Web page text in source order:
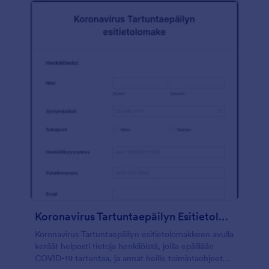
syötetaulukkoa tietojen keräämiseen. Voit helposti
vaihtaa logon, väriteeman, ja muokata kysymyksiä
Koronavirus Tartuntaepäilyn Esitietolomake
Koronavirus Tartuntaepäilyn esitietolomakkeen avulla
keräät helposti tietoja henkilöistä, joilla epäillään
COVID-19 tartuntaa, ja annat heille toimintaohjeet